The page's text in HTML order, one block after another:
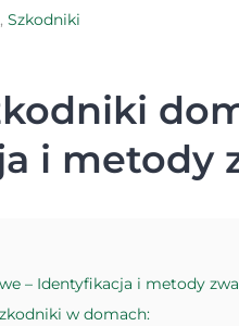
, Szkodniki
i metody
– Identyfikacja i metody
w domach: